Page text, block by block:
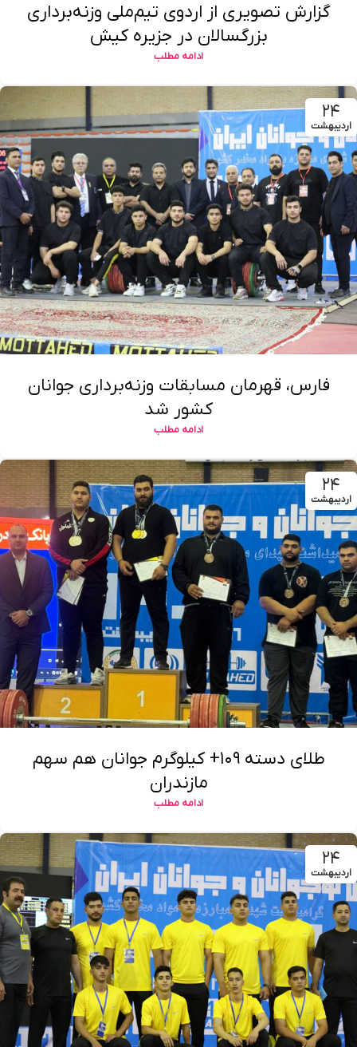
گزارش تصویری از اردوی تیم‌ملی وزنه‌برداری
بزرگسالان در جزیره کیش
ادامه مطلب
۲۴
اردیبهشت
فارس، قهرمان مسابقات وزنه‌برداری جوانان
کشور شد
ادامه مطلب
۲۴
اردیبهشت
طلای دسته ۱۰۹+ کیلوگرم جوانان هم سهم
مازندران
ادامه مطلب
۲۴
اردیبهشت